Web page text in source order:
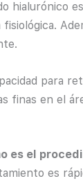
hialurónico
fisiológica.
para
finas en el
es el
es